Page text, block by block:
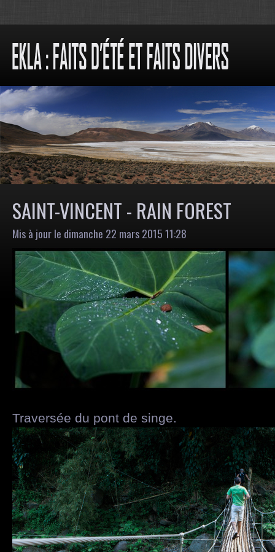
SAINT-VINCENT - RAIN FOREST
Mis à jour le dimanche 22 mars 2015 11:28
Traversée du pont de singe.